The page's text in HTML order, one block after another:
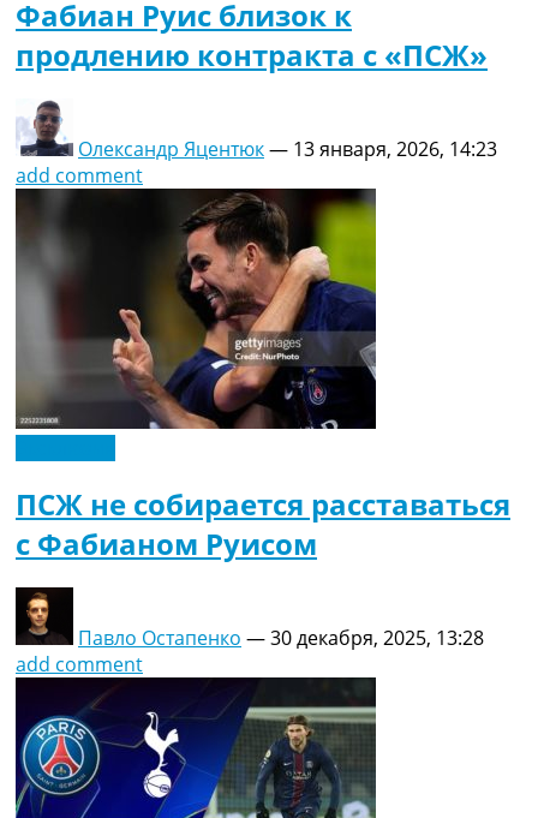
Фабиан Руис близок к
продлению контракта с «ПСЖ»
Олександр Яцентюк— 13 января, 2026, 14:23
add comment
ПСЖ не собирается расставаться
с Фабианом Руисом
Павло Остапенко —30 декабря, 2025, 13:28
add comment